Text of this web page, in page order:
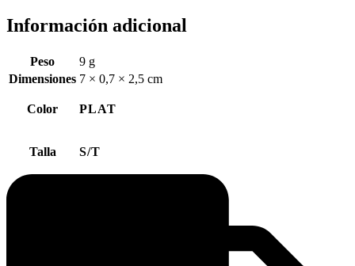
Información adicional
Peso
9 g
Dimensiones 7 × 0,7 × 2,5 cm
Color PLAT
Talla S/T